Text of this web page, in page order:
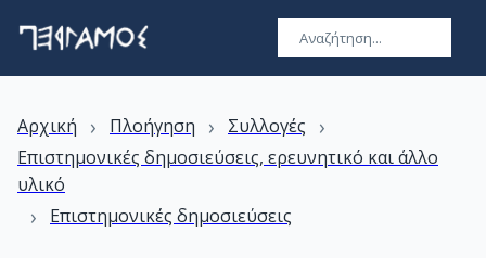
Αρχική › Πλοήγηση › Συλλογές ›
Επιστημονικές δημοσιεύσεις, ερευνητικό και άλλο
υλικό
› Επιστημονικές δημοσιεύσεις